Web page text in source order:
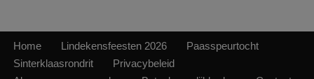
Home Lindekensfeesten 2026
Paasspeurtocht
Sinterklaasrondrit
Privacybeleid